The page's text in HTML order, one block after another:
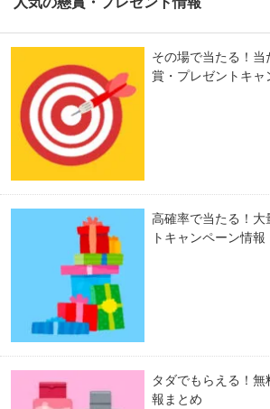
その場で当たる！
賞・プレゼントキャ
高確率で当たる！
トキャンペーン情報
タダでもらえる！
報まとめ